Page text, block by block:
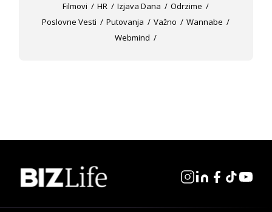
Filmovi
HR Izjava Dana
Odrzime
Poslovne Vesti
Putovanja Važno
Wannabe
Webmind